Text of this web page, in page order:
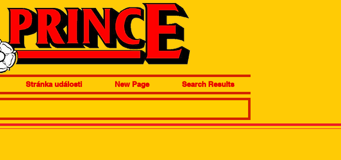
Stránka události New Page Search Results